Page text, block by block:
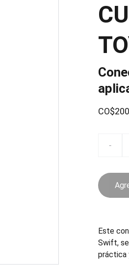
-
Este
Swift,
práctica